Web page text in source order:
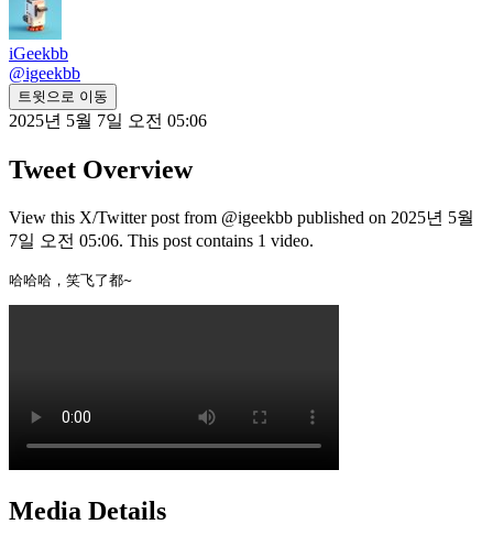
iGeekbb
@igeekbb
트윗으로 이동
2025년 5월 7일 오전 05:06
Tweet Overview
View this X/Twitter post from @igeekbb published on 2025년 5월
7일 오전 05:06. This post contains 1 video.
哈哈哈，笑飞了都~
Media Details